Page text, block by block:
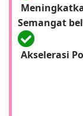
Semangat
Akselerasi